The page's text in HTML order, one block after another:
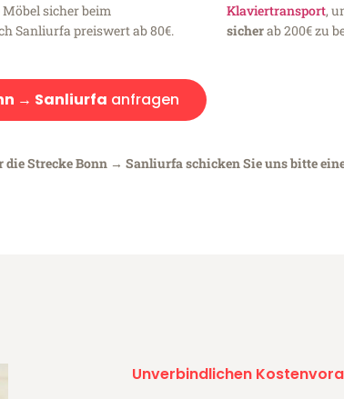
sicher beim
Sanliurfa preiswert ab 80€.
Klaviertransport,
sicherab 200€ zu
→ Sanliurfa anfragen
Strecke Bonn → Sanliurfa schicken Sie uns bitte
Unverbindlichen